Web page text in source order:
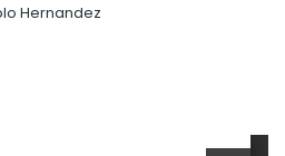
Hernandez